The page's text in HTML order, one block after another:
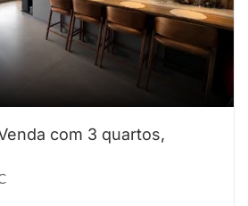
com 3 quartos,